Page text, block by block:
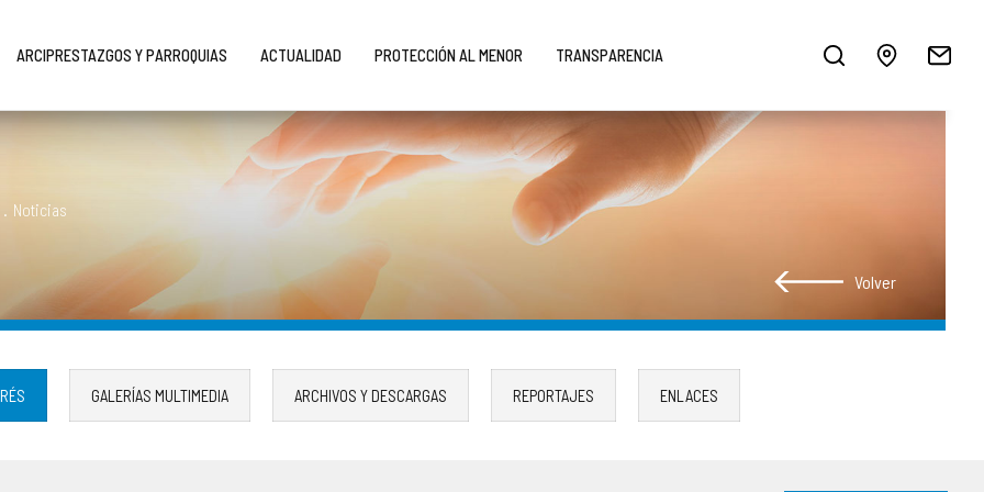
ARCIPRESTAZGOS Y PARROQUIAS ACTUALIDAD PROTECCIÓN AL MENOR TRANSPARENCIA
. Noticias
Volver
GALERÍAS MULTIMEDIA ARCHIVOS Y DESCARGAS REPORTAJES ENLACES